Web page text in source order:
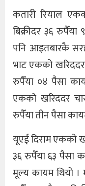
कतारी रियाल
बिक्रीदर ३६
पनि आइतबारकै
भाट एकको खरिददर
रुपैँया ०४ पैसा
एकको खरिददर
रुपैँया तीन पैसा
यूएई दिराम एकको
३६ रुपैँया ६३ पैसा
मूल्य कायम थियो ।